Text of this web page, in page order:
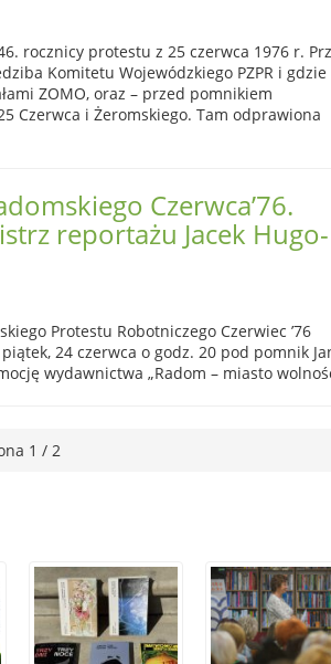
rocznicy protestu z 25 czerwca 1976 r.
Komitetu Wojewódzkiego PZPR i gdzie
ZOMO, oraz – przed pomnikiem
Czerwca i Żeromskiego. Tam odprawiona
Czerwca’76.
reportażu Jacek Hugo-
Protestu Robotniczego Czerwiec ’76
24 czerwca o godz. 20 pod pomnik
wydawnictwa „Radom – miasto
1 / 2